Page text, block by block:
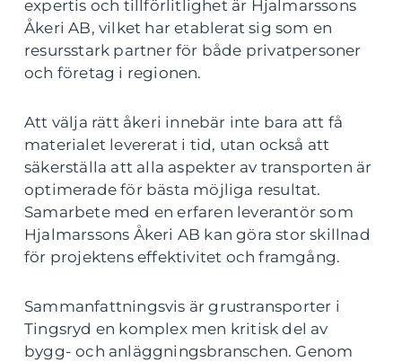
expertis och tillförlitlighet är Hjalmarssons
Åkeri AB, vilket har etablerat sig som en
resursstark partner för både privatpersoner
och företag i regionen.
Att välja rätt åkeri innebär inte bara att få
materialet levererat i tid, utan också att
säkerställa att alla aspekter av transporten är
optimerade för bästa möjliga resultat.
Samarbete med en erfaren leverantör som
Hjalmarssons Åkeri AB kan göra stor skillnad
för projektens effektivitet och framgång.
Sammanfattningsvis är grustransporter i
Tingsryd en komplex men kritisk del av
bygg- och anläggningsbranschen. Genom